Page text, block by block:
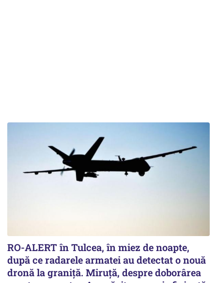
RO-ALERT în Tulcea, în miez de noapte,
după ce radarele armatei au detectat o nouă
dronă la graniță. Miruță, despre doborârea